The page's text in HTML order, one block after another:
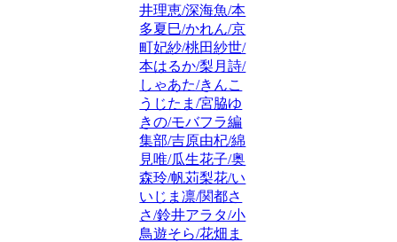
井理恵/深海魚/本
多夏巳/かれん/京
町妃紗/桃田紗世/
本はるか/梨月詩/
しゃあた/きんこ
うじたま/宮脇ゆ
きの/モバフラ編
集部/吉原由杞/綿
見唯/瓜生花子/奥
森玲/帆苅梨花/い
いじま凛/関都さ
さ/鈴井アラタ/小
鳥遊そら/花畑ま